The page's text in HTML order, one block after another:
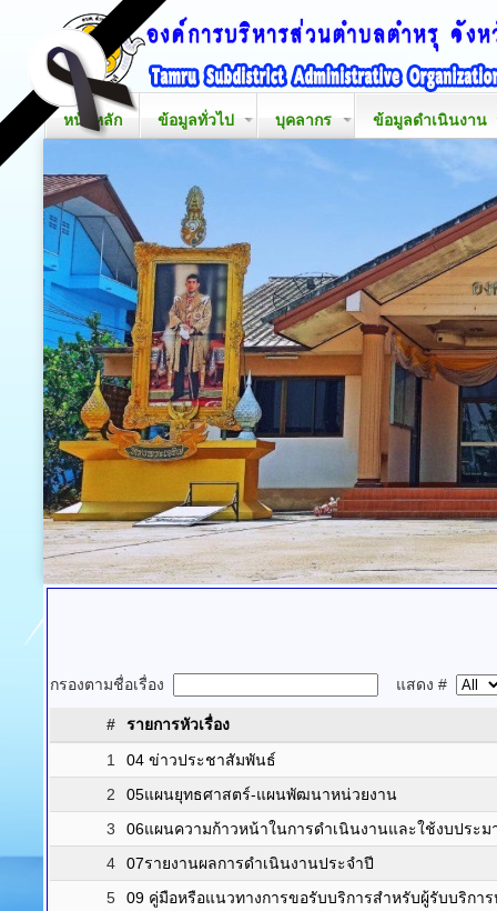
หน้าหลัก ข้อมูลทั่วไป บุคลากร ข้อมูลดำเนินงาน
กรองตามชื่อเรื่อง แสดง #
#
รายการหัวเรื่อง
1
04 ข่าวประชาสัมพันธ์
2
05แผนยุทธศาสตร์-แผนพัฒนาหน่วยงาน
3
06แผนความก้าวหน้าในการดำเนินงานและใช้งบประ
4
07รายงานผลการดำเนินงานประจำปี
5
09 คู่มือหรือแนวทางการขอรับบริการสำหรับผู้รับบริกา